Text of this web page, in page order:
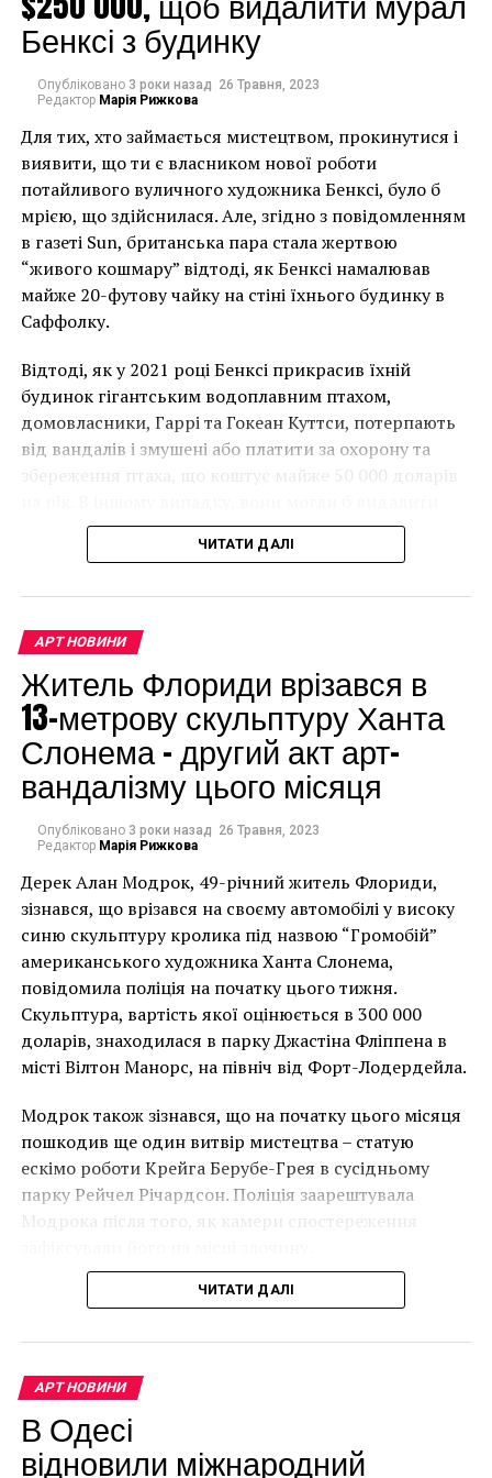
котором родился Антонин Дворжак, также будет
отремонтировано. Архитекторы планируют
превратить его в интерактивный музей,
посвященный чешскому композитору.
«Мы рады работать с
фирмой Wright & Wright
Architects, которая
имеет богатый опыт
работы с архивами и
историческими
зданиями. У замка есть
огромный потенциал
стать международным
центром истории и
культуры Центральной
Европы», – говорит
Уильям Лобкович в
своем заявлении.
Семья Лобковичей решила сделать свои сокровища
«доступными для студентов, ученых и энтузиастов
со всего мира».
«Для нас большая
честь быть
выбранными для этого
международно
значимого проекта, и
мы очень взволнованы
тем, что сможем
использовать наш
обширный опыт
реконструирования
для восстановления
замка Нелагозевес», –
партнер Wright & Wright
Architects Клэр Райт.
«Наш подход будет
основан на
восстановлении
Бенксі з будинку
Опубліковано 3 роки назад 26 Травня, 2023
Редактор Марія Рижкова
Для тих, хто займається мистецтвом, прокинутися і
виявити, що ти є власником нової роботи
потайливого вуличного художника Бенксі, було б
мрією, що здійснилася. Але, згідно з повідомленням
в газеті Sun, британська пара стала жертвою
“живого кошмару” відтоді, як Бенксі намалював
майже 20-футову чайку на стіні їхнього будинку в
Саффолку.
Відтоді, як у 2021 році Бенксі прикрасив їхній
будинок гігантським водоплавним птахом,
домовласники, Гаррі та Гокеан Куттси, потерпають
від вандалів і змушені або платити за охорону та
збереження птаха, що коштує майже 50 000 доларів
мурал, що може коштувати до чверті мільйона
доларів.
Чоловік позує під макетом чайки, яка ось-ось
накинеться на упаковку чіпсів – сюжет графіті, що
має ознаки вуличного художника Бенксі, на стіні в
Лоустофті на східному узбережжі Англії 8 серпня 2021
року. (Фото Джастіна Талліса / AFP)
В інтерв’ю “Таймс” пан Куттс сказав:
“Спочатку це було
неймовірно, але з
розвитком подій це
стало надзвичайно
впевнений, що Бенксі
усвідомлює
непередбачувані
наслідки для власників
будинків. Якби ми
могли повернути час
ЧИТАТИ ДАЛІ
АРТ НОВИНИ
Житель Флориди врізався в
13-метрову скульптуру Ханта
Слонема – другий акт арт-
вандалізму цього місяця
Опубліковано 3 роки назад 26 Травня, 2023
Редактор Марія Рижкова
Дерек Алан Модрок, 49-річний житель Флориди,
зізнався, що врізався на своєму автомобілі у високу
синю скульптуру кролика під назвою “Громобій”
американського художника Ханта Слонема,
повідомила поліція на початку цього тижня.
Скульптура, вартість якої оцінюється в 300 000
доларів, знаходилася в парку Джастіна Фліппена в
місті Вілтон Манорс, на північ від Форт-Лодердейла.
Модрок також зізнався, що на початку цього місяця
пошкодив ще один витвір мистецтва – статую
ескімо роботи Крейга Берубе-Грея в сусідньому
парку Рейчел Річардсон. Поліція заарештувала
Модрока після того, як камери спостереження
ЧИТАТИ ДАЛІ
АРТ НОВИНИ
В Одесі
відновили міжнародний